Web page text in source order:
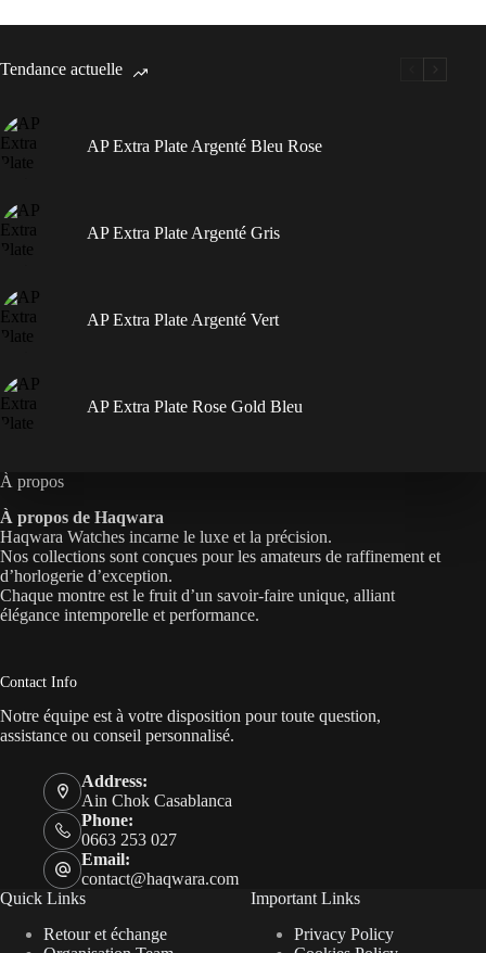
Tendance actuelle
AP Extra Plate Argenté Bleu Rose
AP Extra Plate Argenté Gris
AP Extra Plate Argenté Vert
AP Extra Plate Rose Gold Bleu
À propos
À propos de Haqwara
Haqwara Watches incarne le luxe et la précision.
Nos collections sont conçues pour les amateurs de raffinement et
d’horlogerie d’exception.
Chaque montre est le fruit d’un savoir-faire unique, alliant
élégance intemporelle et performance.
Contact Info
Notre équipe est à votre disposition pour toute question,
assistance ou conseil personnalisé.
Address:
Ain Chok Casablanca
Phone:
0663 253 027
Email:
contact@haqwara.com
Quick Links
Retour et échange
Important Links
Privacy Policy